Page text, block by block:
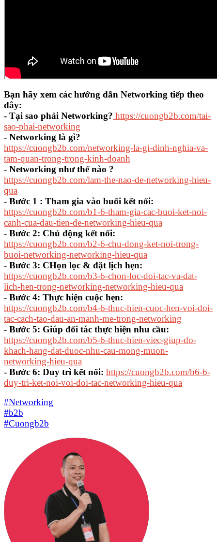
Bạn hãy xem các hướng dẫn Networking tiếp theo
đây:
- Tại sao phải Networking? https://cuongb2b.com/tai-
sao-phai-networking
- Networking là gì?
https://cuongb2b.com/networking-la-gi-dinh-nghia-va-
tam-quan-trong-trong-kinh-doanh
- Networking như thế nào ?
https://cuongb2b.com/lam-the-nao-de-networking-hieu-
qua
- Bước 1 : Tham gia vào buổi kết nối:
https://cuongb2b.com/b1-6-tham-gia-cac-buoi-ket-noi-
canh-cua-dau-tien-de-networking-hieu-qua
- Bước 2: Chủ động kết nối:
https://cuongb2b.com/b2-6-chu-dong-ket-noi-trong-
buoi-networking-networking-hieu-qua
- Bước 3: CHọn lọc & đặt lịch hẹn:
https://cuongb2b.com/b3-6-chon-loc-doi-tac-va-dat-
lich-hen-trong-networking-networking-hieu-qua
- Bước 4: Thực hiện cuộc hẹn:
https://cuongb2b.com/b4-6-thuc-hien-cuoc-hen-voi-doi-
tac-cach-tao-dau-an-manh-me-trong-networking
- Bước 5: Giúp đối tác thực hiện nhu cầu:
https://cuongb2b.com/b5-6-thuc-hien-viec-giup-do-
khach-hang-dat-duoc-nhu-cau-mong-muon-
networking-hieu-qua
- Bước 6: Duy trì kết nối: https://cuongb2b.com/b6-6-
duy-tri-ket-noi-voi-doi-tac-networking-hieu-qua
#Networking
#b2b
#Cuongb2b